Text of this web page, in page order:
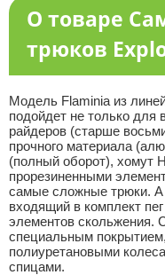
О товаре
трюков
Модель Flaminia из
подойдет не только
райдеров (старше
прочного материала
(полный оборот), хомут
прорезиненными
самые сложные трюки. А
входящий в комплект
элементов скольжения.
специальным
полиуретановыми
спицами.